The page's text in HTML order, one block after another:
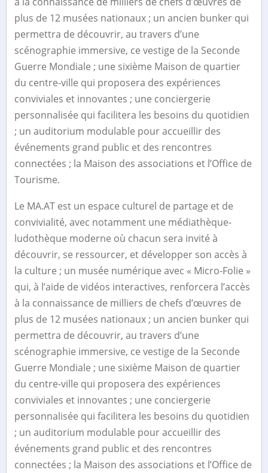
plus de 12 musées nationaux ; un ancien bunker qui
permettra de découvrir, au travers d’une
scénographie immersive, ce vestige de la Seconde
Guerre Mondiale ; une sixième Maison de quartier
du centre-ville qui proposera des expériences
conviviales et innovantes ; une conciergerie
personnalisée qui facilitera les besoins du quotidien
; un auditorium modulable pour accueillir des
événements grand public et des rencontres
connectées ; la Maison des associations et l’Office de
Tourisme.
Le MA.AT est un espace culturel de partage et de
convivialité, avec notamment une médiathèque-
ludothèque moderne où chacun sera invité à
découvrir, se ressourcer, et développer son accès à
la culture ; un musée numérique avec « Micro-Folie »
qui, à l’aide de vidéos interactives, renforcera l’accès
à la connaissance de milliers de chefs d’œuvres de
plus de 12 musées nationaux ; un ancien bunker qui
permettra de découvrir, au travers d’une
scénographie immersive, ce vestige de la Seconde
Guerre Mondiale ; une sixième Maison de quartier
du centre-ville qui proposera des expériences
conviviales et innovantes ; une conciergerie
personnalisée qui facilitera les besoins du quotidien
; un auditorium modulable pour accueillir des
événements grand public et des rencontres
connectées ; la Maison des associations et l’Office de